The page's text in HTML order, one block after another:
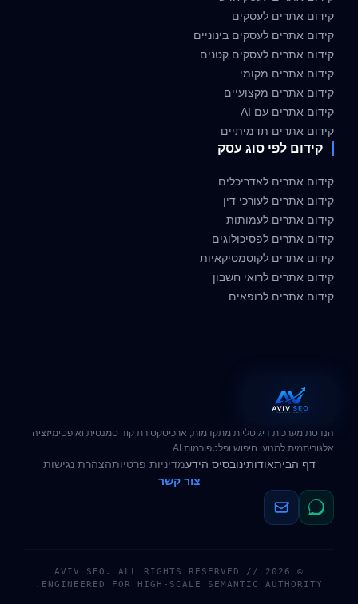
קידום אתרים לעסקים
קידום אתרים לעסקים בינוניים
קידום אתרים לעסקים קטנים
קידום אתרים מקומי
קידום אתרים מקצועיים
קידום אתרים עם AI
קידום אתרים תדמיתיים
קידום לפי סוג עסק
קידום אתרים לאדריכלים
קידום אתרים לעורכי דין
קידום אתרים לעמותות
קידום אתרים לפסיכולוגים
קידום אתרים לקוסמטיקאיות
קידום אתרים לרואי חשבון
קידום אתרים לרופאים
הנדסת מערכות דיגיטליות מתקדמות, ארכיטקטורת קוד סמנטית ואופטימיזציה
אלגוריתמית למנועי חיפוש ופלטפורמות AI.
דף הביתאודותינובסיס הידעמדיניות פרטיותהצהרת נגישות
צור קשר
© 2026 AVIV SEO. ALL RIGHTS RESERVED //
ENGINEERED FOR HIGH-SCALE SEMANTIC AUTHORITY.